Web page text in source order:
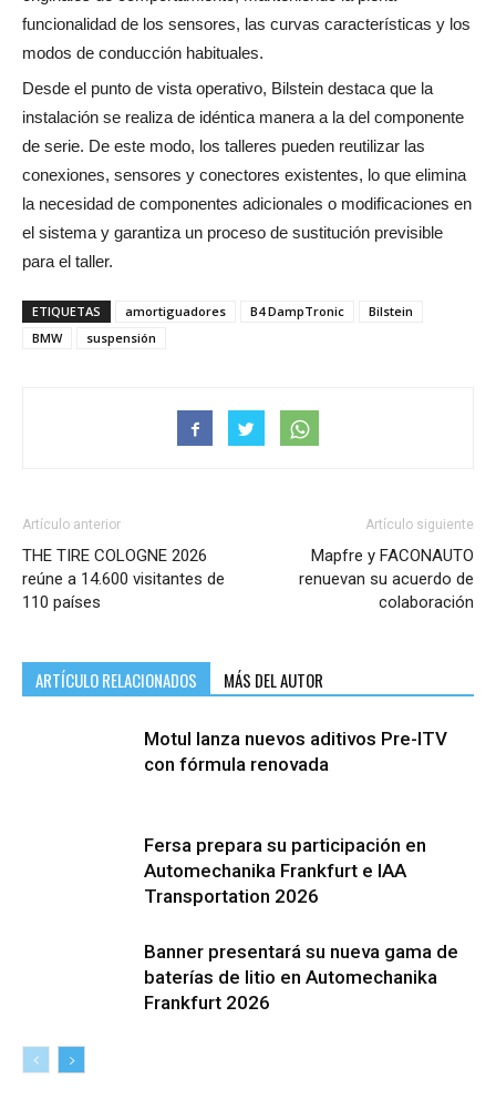
funcionalidad de los sensores, las curvas características y los
modos de conducción habituales.
Desde el punto de vista operativo, Bilstein destaca que la
instalación se realiza de idéntica manera a la del componente
de serie. De este modo, los talleres pueden reutilizar las
conexiones, sensores y conectores existentes, lo que elimina
la necesidad de componentes adicionales o modificaciones en
el sistema y garantiza un proceso de sustitución previsible
para el taller.
ETIQUETAS amortiguadores B4 DampTronic
Bilstein
BMW
suspensión
Artículo anterior
THE TIRE COLOGNE 2026
reúne a 14.600 visitantes de
110 países
Artículo siguiente
Mapfre y FACONAUTO
renuevan su acuerdo de
colaboración
ARTÍCULO RELACIONADOS MÁS DEL AUTOR
Motul lanza nuevos aditivos Pre-ITV
con fórmula renovada
Fersa prepara su participación en
Automechanika Frankfurt e IAA
Transportation 2026
Banner presentará su nueva gama de
baterías de litio en Automechanika
Frankfurt 2026